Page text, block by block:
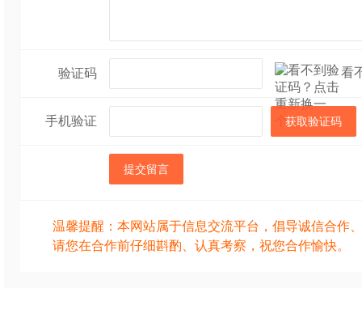
验证码 看
手机验证 获取验证码
提交留言
温馨提醒：本网站属于信息交流平台，倡导诚信合作
请您在合作前仔细斟酌、认真考察，祝您合作愉快。